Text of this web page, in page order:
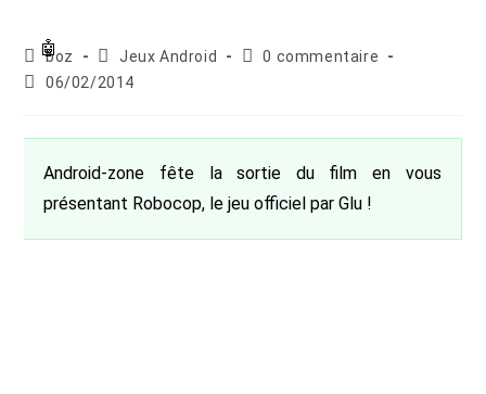
Auteur/autrice
de
boz
Post
category:
Jeux Android
Commentaires
0 commentaire
Publication
06/02/2014
Android-zone fête la sortie du film en vous
présentant Robocop, le jeu officiel par Glu !